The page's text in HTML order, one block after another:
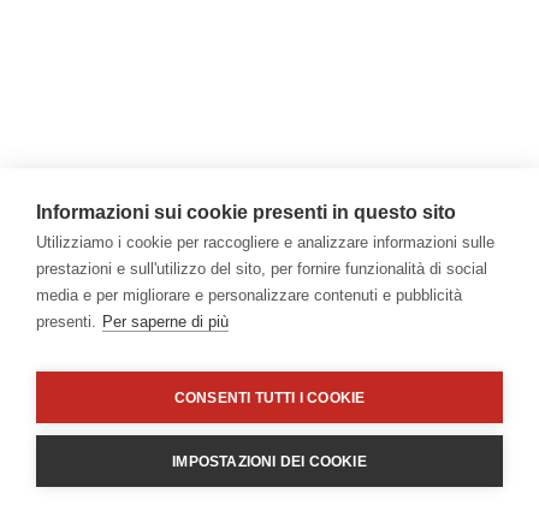
Informazioni sui cookie presenti in questo sito
Utilizziamo i cookie per raccogliere e analizzare informazioni sulle
prestazioni e sull'utilizzo del sito, per fornire funzionalità di social
media e per migliorare e personalizzare contenuti e pubblicità
presenti. Per saperne di più
CONSENTI TUTTI I COOKIE
IMPOSTAZIONI DEI COOKIE